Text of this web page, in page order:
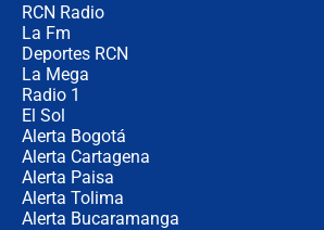
RCN Radio
La Fm
Deportes RCN
La Mega
Radio 1
El Sol
Alerta Bogotá
Alerta Cartagena
Alerta Paisa
Alerta Tolima
Alerta Bucaramanga